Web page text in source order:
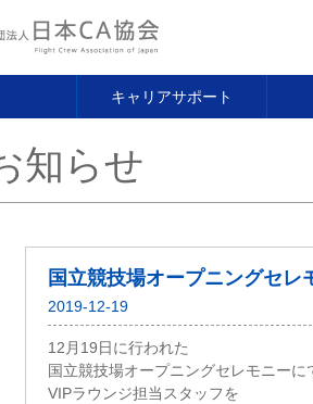
キャリアサポート
知らせ
国立競技場オープニングセレ
2019-12-19
12月19日に行われた
国立競技場オープニングセレモニーに
VIPラウンジ担当スタッフを